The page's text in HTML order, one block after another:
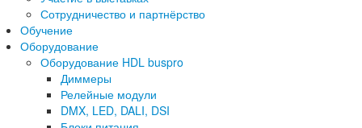
Сотрудничество и партнёрство
Обучение
Оборудование
Оборудование HDL buspro
Диммеры
Релейные модули
DMX, LED, DALI, DSI